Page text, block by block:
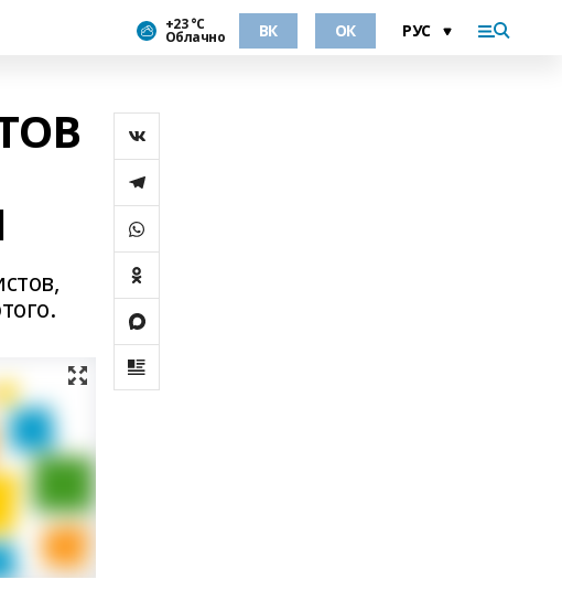
+23 °С
Облачно ВК ОК